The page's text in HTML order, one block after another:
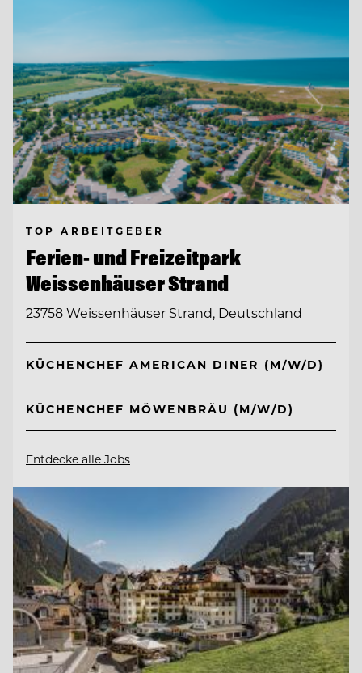
TOP ARBEITGEBER
Ferien- und Freizeitpark
Weissenhäuser Strand
23758 Weissenhäuser Strand, Deutschland
KÜCHENCHEF AMERICAN DINER (M/W/D)
KÜCHENCHEF MÖWENBRÄU (M/W/D)
Entdecke alle Jobs